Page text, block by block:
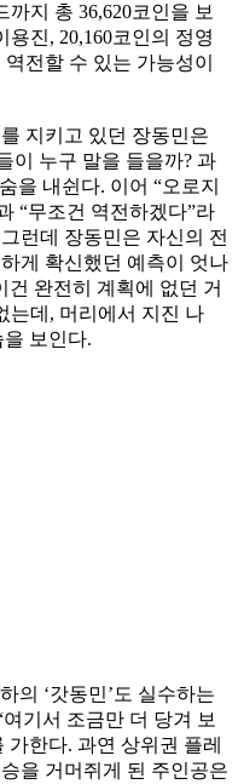
지 총 36,620코인을 보
용진, 20,160코인의 정영
전할 수 있는 가능성이
지키고 있던 장동민은
이 누구 말을 들을까? 과
을 내쉰다. 이어 “오로지
“무조건 역전하겠다”라
런데 장동민은 자신의 전
게 확신했던 예측이 엇나
건 완전히 계획에 없던 거
는데, 머리에서 지진 나
보인다.
의 ‘갓동민’도 실수하는
기서 조금만 더 당겨 보
한다. 과연 상위권 플레
을 거머쥐게 된 주인공은